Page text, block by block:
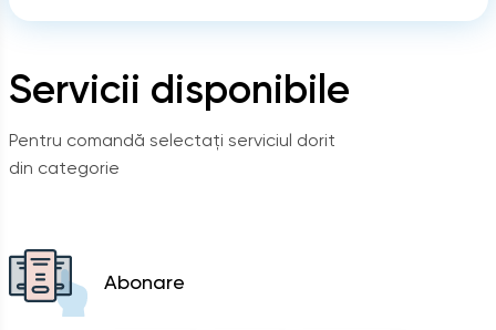
Servicii disponibile
Pentru comandă selectați serviciul dorit
din categorie
Abonare